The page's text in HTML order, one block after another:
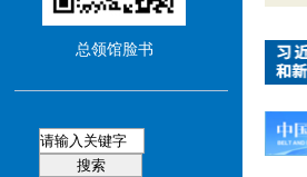
总领馆脸书